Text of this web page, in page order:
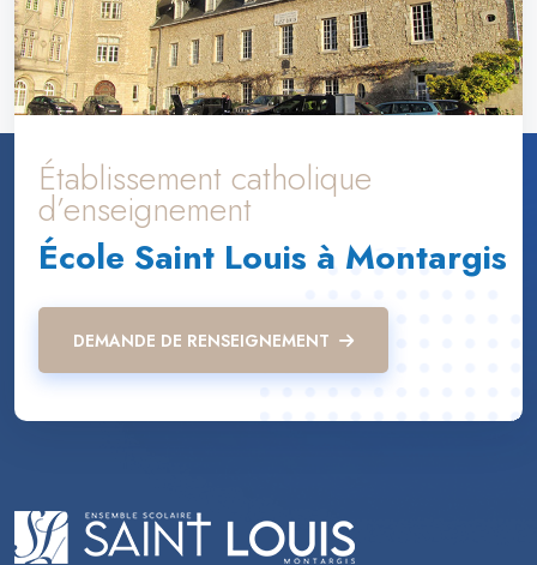
Établissement catholique
d’enseignement
École Saint Louis à Montargis
DEMANDE DE RENSEIGNEMENT